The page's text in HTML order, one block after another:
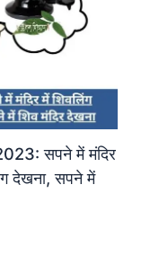
सपने में मंदिर
देखना, सपने में